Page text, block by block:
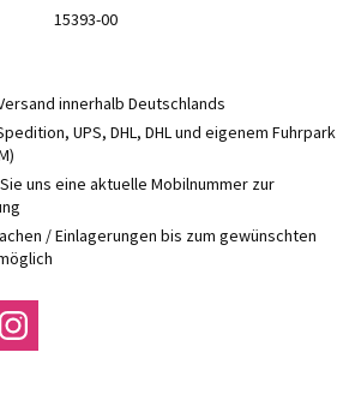
15393-00
innerhalb Deutschlands
UPS, DHL, DHL und eigenem Fuhrpark
uns eine aktuelle Mobilnummer zur
/ Einlagerungen bis zum gewünschten